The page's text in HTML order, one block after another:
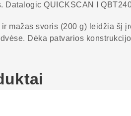
Datalogic QUICKSCAN I
mažas svoris (200 g) leidžia šį
Dėka patvarios